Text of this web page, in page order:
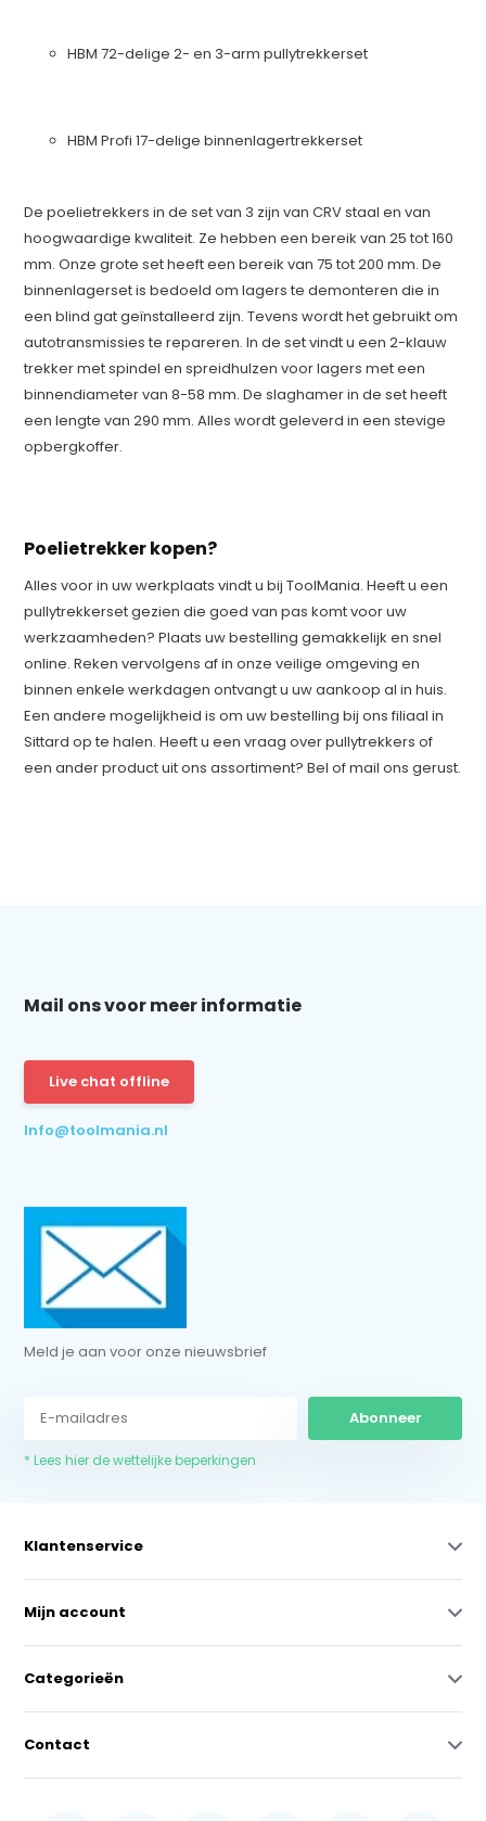
HBM 72-delige 2- en 3-arm pullytrekkerset
HBM Profi 17-delige binnenlagertrekkerset
De poelietrekkers in de set van 3 zijn van CRV staal en van
hoogwaardige kwaliteit. Ze hebben een bereik van 25 tot 160
mm. Onze grote set heeft een bereik van 75 tot 200 mm. De
binnenlagerset is bedoeld om lagers te demonteren die in
een blind gat geïnstalleerd zijn. Tevens wordt het gebruikt om
autotransmissies te repareren. In de set vindt u een 2-klauw
trekker met spindel en spreidhulzen voor lagers met een
binnendiameter van 8-58 mm. De slaghamer in de set heeft
een lengte van 290 mm. Alles wordt geleverd in een stevige
opbergkoffer.
Poelietrekker kopen?
Alles voor in uw werkplaats vindt u bij ToolMania. Heeft u een
pullytrekkerset gezien die goed van pas komt voor uw
werkzaamheden? Plaats uw bestelling gemakkelijk en snel
online. Reken vervolgens af in onze veilige omgeving en
binnen enkele werkdagen ontvangt u uw aankoop al in huis.
Een andere mogelijkheid is om uw bestelling bij ons filiaal in
Sittard op te halen. Heeft u een vraag over pullytrekkers of
een ander product uit ons assortiment? Bel of mail ons gerust.
Mail ons voor meer informatie
Live chat offline
Info@toolmania.nl
Meld je aan voor onze nieuwsbrief
Abonneer
* Lees hier de wettelijke beperkingen
Klantenservice
Mijn account
Categorieën
Contact